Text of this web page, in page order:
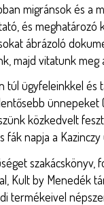
migránsok és a
és meghatározó
ábrázoló
majd vitatunk meg
túl ügyfeleinkkel és
ünnepeket
közkedvelt
fák napja a
szakácskönyv,
Kult by Menedék
termékeivel